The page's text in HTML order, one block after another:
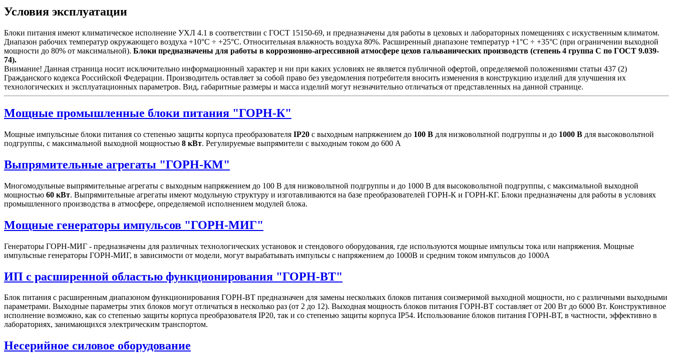
Условия эксплуатации
Блоки питания имеют климатическое исполнение УХЛ 4.1 в соответствии с ГОСТ 15150-69, и предназначены для работы в цеховых и лабораторных помещениях с искуственным климатом.
Диапазон рабочих температур окружающего воздуха +10°С ÷ +25°С. Относительная влажность воздуха 80%. Расширенный диапазоне температур +1°С ÷ +35°С (при ограничении выходной
мощности до 80% от максимальной). Блоки предназначены для работы в коррозионно-агрессивной атмосфере цехов гальванических производств (степень 4 группа C по ГОСТ 9.039-
74).
Внимание! Данная страница носит исключительно информационный характер и ни при каких условиях не является публичной офертой, определяемой положениями статьи 437 (2)
Гражданского кодекса Российской Федерации. Производитель оставляет за собой право без уведомления потребителя вносить изменения в конструкцию изделий для улучшения их
технологических и эксплуатационных параметров. Вид, габаритные размеры и масса изделий могут незначительно отличаться от представленных на данной странице.
Мощные промышленные блоки питания "ГОРН-К"
Мощные импульсные блоки питания со степенью защиты корпуса преобразователя IP20 с выходным напряжением до 100 В для низковольтной подгруппы и до 1000 В для высоковольтной
подгруппы, с максимальной выходной мощностью 8 кВт. Регулируемые выпрямители с выходным током до 600 А
Выпрямительные агрегаты "ГОРН-КМ"
Многомодульные выпрямительные агрегаты с выходным напряжением до 100 В для низковольтной подгруппы и до 1000 В для высоковольтной подгруппы, с максимальной выходной
мощностью 60 кВт. Выпрямительные агрегаты имеют модульную структуру и изготавливаются на базе преобразователей ГОРН-К и ГОРН-КГ. Блоки предназначены для работы в условиях
промышленного производства в атмосфере, определяемой исполнением модулей блока.
Мощные генераторы импульсов "ГОРН-МИГ"
Генераторы ГОРН-МИГ - предназначены для различных технологических установок и стендового оборудования, где используются мощные импульсы тока или напряжения. Мощные
импульсные генераторы ГОРН-МИГ, в зависимости от модели, могут вырабатывать импульсы c напряжением до 1000В и средним током импульсов до 1000А
ИП с расширенной областью функционирования "ГОРН-ВТ"
Блок питания с расширенным диапазоном функционирования ГОРН-ВТ предназначен для замены нескольких блоков питания соизмеримой выходной мощности, но с различными выходными
параметрами. Выходные параметры этих блоков могут отличаться в несколько раз (от 2 до 12). Выходная мощность блоков питания ГОРН-ВТ составляет от 200 Вт до 6000 Вт. Конструктивное
исполнение возможно, как со степенью защиты корпуса преобразователя IP20, так и со степенью защиты корпуса IP54. Использование блоков питания ГОРН-ВТ, в частности, эффективно в
лабораториях, занимающихся электрическим транспортом.
Несерийное силовое оборудование